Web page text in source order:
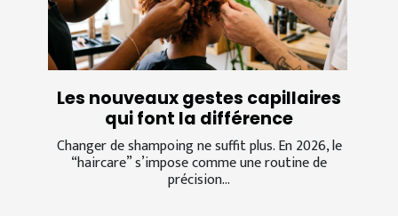
Les nouveaux gestes capillaires
qui font la différence
Changer de shampoing ne suffit plus. En 2026, le
“haircare” s’impose comme une routine de
précision...